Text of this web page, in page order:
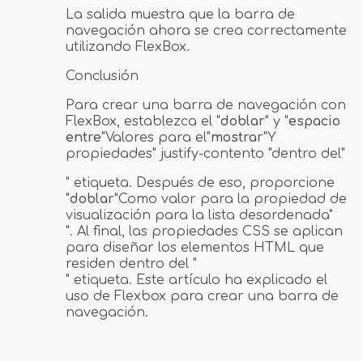
La salida muestra que la barra de
navegación ahora se crea correctamente
utilizando FlexBox.
Conclusión
Para crear una barra de navegación con
FlexBox, establezca el "doblar" y "espacio
entre"Valores para el"mostrar"Y
propiedades" justify-contento "dentro del"
" etiqueta. Después de eso, proporcione
"doblar"Como valor para la propiedad de
visualización para la lista desordenada"
". Al final, las propiedades CSS se aplican
para diseñar los elementos HTML que
residen dentro del "
" etiqueta. Este artículo ha explicado el
uso de Flexbox para crear una barra de
navegación.